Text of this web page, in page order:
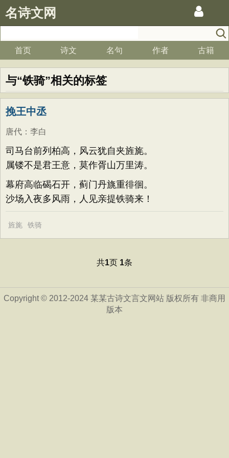
名诗文网
首页 诗文 名句 作者 古籍
与“铁骑”相关的标签
挽王中丞
唐代 ： 李白
司马台前列柏高，风云犹自夹旌旄。
属镂不是君王意，莫作胥山万里涛。
幕府高临碣石开，蓟门丹旐重徘徊。
沙场入夜多风雨，人见亲提铁骑来！
旌旄 铁骑
共1页 1条
Copyright © 2012-2024 某某古诗文言文网站 版权所有 非商用
版本